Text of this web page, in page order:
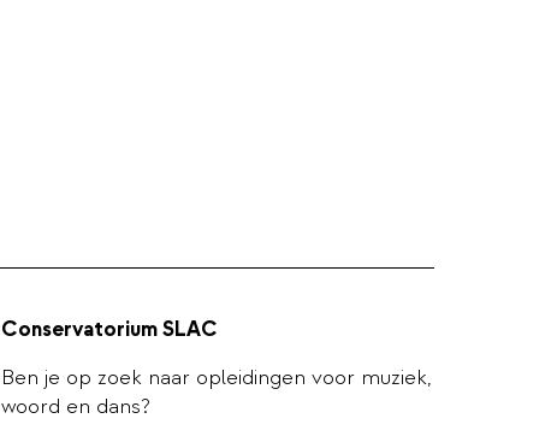
Conservatorium SLAC
Ben je op zoek naar opleidingen voor muziek,
woord en dans?